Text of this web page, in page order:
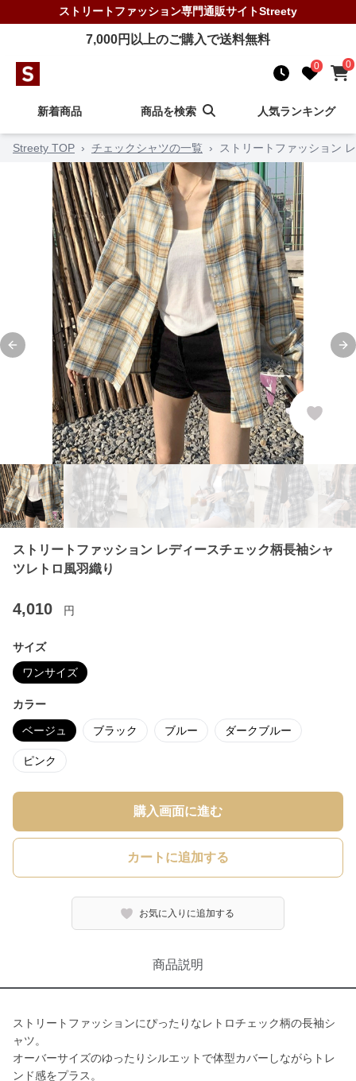
ストリートファッション専門通販サイトStreety
7,000円以上のご購入で送料無料
0 0
新着商品 商品を検索 人気ランキング
Streety TOP › チェックシャツの一覧 › ストリートファッション
Previous slide
ストリートファッション レディースチェック柄長袖シャ
ツレトロ風羽織り
4,010 円
サイズ
ワンサイズ
カラー
ベージュ ブラック ブルー ダークブルー
ピンク
購入画面に進む
カートに追加する
お気に入りに追加する
商品説明
ストリートファッションにぴったりなレトロチェック柄の長袖シ
ャツ。
オーバーサイズのゆったりシルエットで体型カバーしながらトレ
ンド感をプラス。